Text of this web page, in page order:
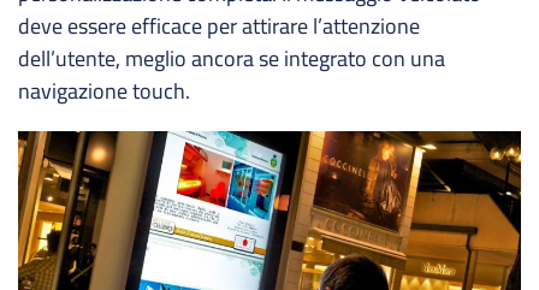
deve essere efficace per attirare l’attenzione
dell’utente, meglio ancora se integrato con una
navigazione touch.